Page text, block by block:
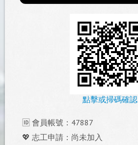
點擊或掃碼確認
🆔 會員帳號：47887
💖 志工申請：尚未加入